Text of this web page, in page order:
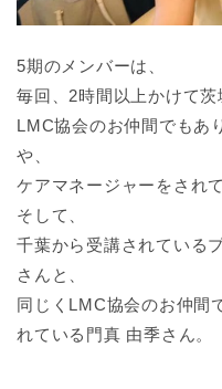
5期のメンバーは、
毎回、2時間以上かけて
LMC協会のお仲間でもあ
や、
ケアマネージャーをされ
そして、
千葉から受講されている
さんと、
同じくLMC協会のお仲間
れている門真 由季さん。